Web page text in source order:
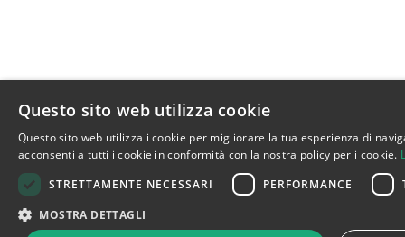
Questo sito web utilizza cookie
Questo sito web utilizza i cookie per migliorare la tua esperienza di
acconsenti a tutti i cookie in conformità con la nostra policy per i cookie.
STRETTAMENTE NECESSARI
PERFORMANCE
MOSTRA DETTAGLI